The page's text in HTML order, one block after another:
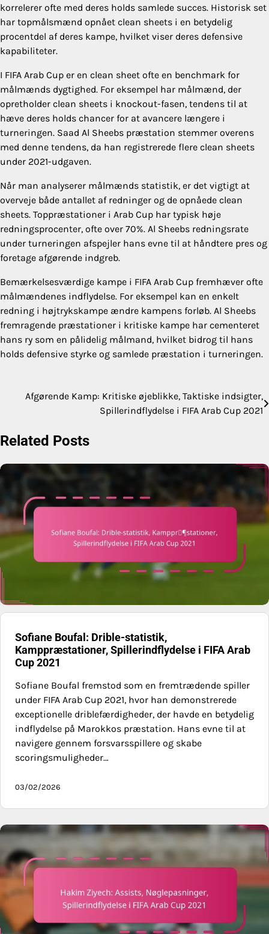
korrelerer ofte med deres holds samlede succes. Historisk set
har topmålsmænd opnået clean sheets i en betydelig
procentdel af deres kampe, hvilket viser deres defensive
kapabiliteter.
I FIFA Arab Cup er en clean sheet ofte en benchmark for
målmænds dygtighed. For eksempel har målmænd, der
opretholder clean sheets i knockout-fasen, tendens til at
hæve deres holds chancer for at avancere længere i
turneringen. Saad Al Sheebs præstation stemmer overens
med denne tendens, da han registrerede flere clean sheets
under 2021-udgaven.
Når man analyserer målmænds statistik, er det vigtigt at
overveje både antallet af redninger og de opnåede clean
sheets. Toppræstationer i Arab Cup har typisk høje
redningsprocenter, ofte over 70%. Al Sheebs redningsrate
under turneringen afspejler hans evne til at håndtere pres og
foretage afgørende indgreb.
Bemærkelsesværdige kampe i FIFA Arab Cup fremhæver ofte
målmændenes indflydelse. For eksempel kan en enkelt
redning i højtrykskampe ændre kampens forløb. Al Sheebs
fremragende præstationer i kritiske kampe har cementeret
hans ry som en pålidelig målmand, hvilket bidrog til hans
holds defensive styrke og samlede præstation i turneringen.
PostAfgørende Kamp: Kritiske øjeblikke, Taktiske indsigter,
Spillerindflydelse i FIFA Arab Cup 2021
Related Posts
Sofiane Boufal: Drible-statistik,
Kamppræstationer, Spillerindflydelse i FIFA Arab
Cup 2021
Sofiane Boufal fremstod som en fremtrædende spiller
under FIFA Arab Cup 2021, hvor han demonstrerede
exceptionelle driblefærdigheder, der havde en betydelig
indflydelse på Marokkos præstation. Hans evne til at
navigere gennem forsvarsspillere og skabe
scoringsmuligheder…
03/02/2026